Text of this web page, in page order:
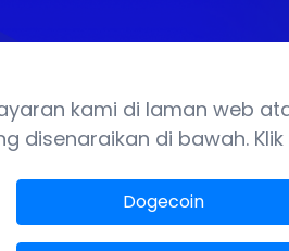
kami di laman web
disenaraikan di bawah.
Dogecoin